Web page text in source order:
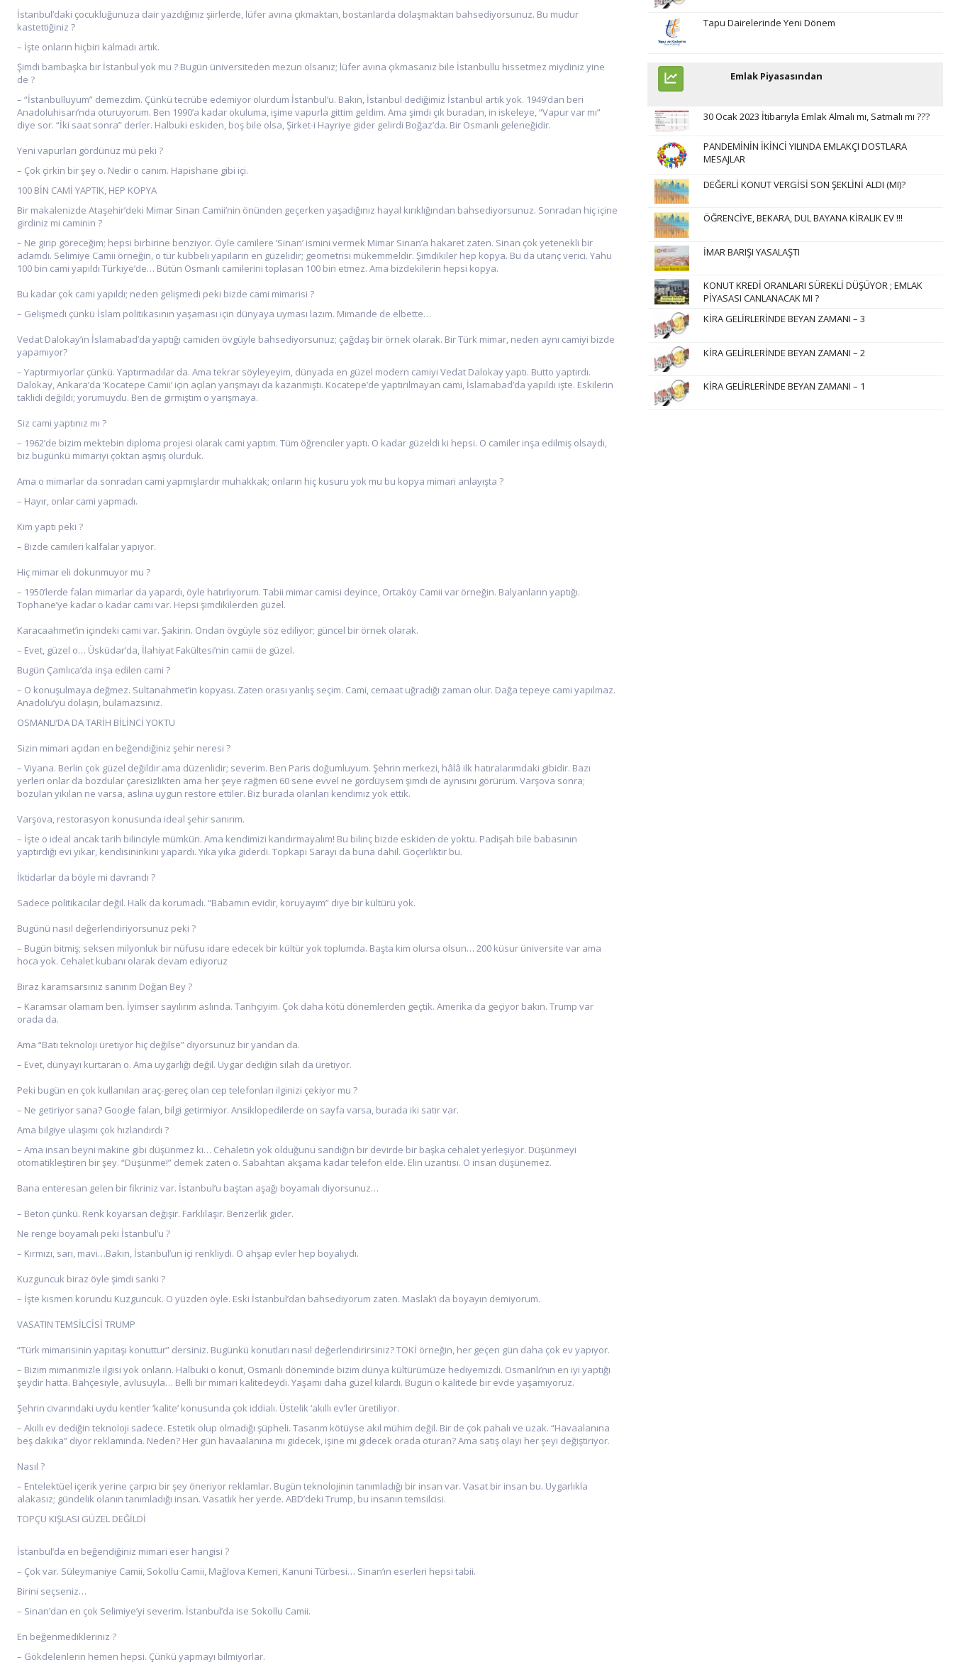
İstanbul’daki çocukluğunuza dair yazdığınız şiirlerde, lüfer avına çıkmaktan, bostanlarda dolaşmaktan bahsediyorsunuz. Bu mudur
kastettiğiniz ?
– İşte onların hiçbiri kalmadı artık.
Şimdi bambaşka bir İstanbul yok mu ? Bugün üniversiteden mezun olsanız; lüfer avına çıkmasanız bile İstanbullu hissetmez miydiniz yine
de ?
– “İstanbulluyum” demezdim. Çünkü tecrübe edemiyor olurdum İstanbul’u. Bakın, İstanbul dediğimiz İstanbul artık yok. 1949’dan beri
Anadoluhisarı’nda oturuyorum. Ben 1990’a kadar okuluma, işime vapurla gittim geldim. Ama şimdi çık buradan, in iskeleye, “Vapur var mı”
diye sor. “İki saat sonra” derler. Halbuki eskiden, boş bile olsa, Şirket-i Hayriye gider gelirdi Boğaz’da. Bir Osmanlı geleneğidir.
Yeni vapurları gördünüz mü peki ?
– Çok çirkin bir şey o. Nedir o canım. Hapishane gibi içi.
100 BİN CAMİ YAPTIK, HEP KOPYA
Bir makalenizde Ataşehir’deki Mimar Sinan Camii’nin önünden geçerken yaşadığınız hayal kırıklığından bahsediyorsunuz. Sonradan hiç içine
girdiniz mi caminin ?
– Ne girip göreceğim; hepsi birbirine benziyor. Öyle camilere ‘Sinan’ ismini vermek Mimar Sinan’a hakaret zaten. Sinan çok yetenekli bir
adamdı. Selimiye Camii örneğin, o tür kubbeli yapıların en güzelidir; geometrisi mükemmeldir. Şimdikiler hep kopya. Bu da utanç verici. Yahu
100 bin cami yapıldı Türkiye’de… Bütün Osmanlı camilerini toplasan 100 bin etmez. Ama bizdekilerin hepsi kopya.
Bu kadar çok cami yapıldı; neden gelişmedi peki bizde cami mimarisi ?
– Gelişmedi çünkü İslam politikasının yaşaması için dünyaya uyması lazım. Mimaride de elbette…
Vedat Dalokay’ın İslamabad’da yaptığı camiden övgüyle bahsediyorsunuz; çağdaş bir örnek olarak. Bir Türk mimar, neden aynı camiyi bizde
yapamıyor?
– Yaptırmıyorlar çünkü. Yaptırmadılar da. Ama tekrar söyleyeyim, dünyada en güzel modern camiyi Vedat Dalokay yaptı. Butto yaptırdı.
Dalokay, Ankara’da ‘Kocatepe Camii’ için açılan yarışmayı da kazanmıştı. Kocatepe’de yaptırılmayan cami, İslamabad’da yapıldı işte. Eskilerin
taklidi değildi; yorumuydu. Ben de girmiştim o yarışmaya.
Siz cami yaptınız mı ?
– 1962’de bizim mektebin diploma projesi olarak cami yaptım. Tüm öğrenciler yaptı. O kadar güzeldi ki hepsi. O camiler inşa edilmiş olsaydı,
biz bugünkü mimariyi çoktan aşmış olurduk.
Ama o mimarlar da sonradan cami yapmışlardır muhakkak; onların hiç kusuru yok mu bu kopya mimari anlayışta ?
– Hayır, onlar cami yapmadı.
Kim yaptı peki ?
– Bizde camileri kalfalar yapıyor.
Hiç mimar eli dokunmuyor mu ?
– 1950’lerde falan mimarlar da yapardı, öyle hatırlıyorum. Tabii mimar camisi deyince, Ortaköy Camii var örneğin. Balyanların yaptığı.
Tophane’ye kadar o kadar cami var. Hepsi şimdikilerden güzel.
Karacaahmet’in içindeki cami var. Şakirin. Ondan övgüyle söz ediliyor; güncel bir örnek olarak.
– Evet, güzel o… Üsküdar’da, İlahiyat Fakültesi’nin camii de güzel.
Bugün Çamlıca’da inşa edilen cami ?
– O konuşulmaya değmez. Sultanahmet’in kopyası. Zaten orası yanlış seçim. Cami, cemaat uğradığı zaman olur. Dağa tepeye cami yapılmaz.
Anadolu’yu dolaşın, bulamazsınız.
OSMANLI’DA DA TARİH BİLİNCİ YOKTU
Sizin mimari açıdan en beğendiğiniz şehir neresi ?
– Viyana. Berlin çok güzel değildir ama düzenlidir; severim. Ben Paris doğumluyum. Şehrin merkezi, hâlâ ilk hatıralarımdaki gibidir. Bazı
yerleri onlar da bozdular çaresizlikten ama her şeye rağmen 60 sene evvel ne gördüysem şimdi de aynısını görürüm. Varşova sonra;
bozulan yıkılan ne varsa, aslına uygun restore ettiler. Biz burada olanları kendimiz yok ettik.
Varşova, restorasyon konusunda ideal şehir sanırım.
– İşte o ideal ancak tarih bilinciyle mümkün. Ama kendimizi kandırmayalım! Bu bilinç bizde eskiden de yoktu. Padişah bile babasının
yaptırdığı evi yıkar, kendisininkini yapardı. Yıka yıka giderdi. Topkapı Sarayı da buna dahil. Göçerliktir bu.
İktidarlar da böyle mi davrandı ?
Sadece politikacılar değil. Halk da korumadı. “Babamın evidir, koruyayım” diye bir kültürü yok.
Bugünü nasıl değerlendiriyorsunuz peki ?
– Bugün bitmiş; seksen milyonluk bir nüfusu idare edecek bir kültür yok toplumda. Başta kim olursa olsun… 200 küsur üniversite var ama
hoca yok. Cehalet kubanı olarak devam ediyoruz
Biraz karamsarsınız sanırım Doğan Bey ?
– Karamsar olamam ben. İyimser sayılırım aslında. Tarihçiyim. Çok daha kötü dönemlerden geçtik. Amerika da geçiyor bakın. Trump var
orada da.
Ama “Batı teknoloji üretiyor hiç değilse” diyorsunuz bir yandan da.
– Evet, dünyayı kurtaran o. Ama uygarlığı değil. Uygar dediğin silah da üretiyor.
Peki bugün en çok kullanılan araç-gereç olan cep telefonları ilginizi çekiyor mu ?
– Ne getiriyor sana? Google falan, bilgi getirmiyor. Ansiklopedilerde on sayfa varsa, burada iki satır var.
Ama bilgiye ulaşımı çok hızlandırdı ?
– Ama insan beyni makine gibi düşünmez ki… Cehaletin yok olduğunu sandığın bir devirde bir başka cehalet yerleşiyor. Düşünmeyi
otomatikleştiren bir şey. “Düşünme!” demek zaten o. Sabahtan akşama kadar telefon elde. Elin uzantısı. O insan düşünemez.
Bana enteresan gelen bir fikriniz var. İstanbul’u baştan aşağı boyamalı diyorsunuz…
– Beton çünkü. Renk koyarsan değişir. Farklılaşır. Benzerlik gider.
Ne renge boyamalı peki İstanbul’u ?
– Kırmızı, sarı, mavi…Bakın, İstanbul’un içi renkliydi. O ahşap evler hep boyalıydı.
Kuzguncuk biraz öyle şimdi sanki ?
– İşte kısmen korundu Kuzguncuk. O yüzden öyle. Eski İstanbul’dan bahsediyorum zaten. Maslak’ı da boyayın demiyorum.
VASATIN TEMSİLCİSİ TRUMP
“Türk mimarisinin yapıtaşı konuttur” dersiniz. Bugünkü konutları nasıl değerlendirirsiniz? TOKİ örneğin, her geçen gün daha çok ev yapıyor.
– Bizim mimarimizle ilgisi yok onların. Halbuki o konut, Osmanlı döneminde bizim dünya kültürümüze hediyemizdi. Osmanlı’nın en iyi yaptığı
şeydir hatta. Bahçesiyle, avlusuyla… Belli bir mimari kalitedeydi. Yaşamı daha güzel kılardı. Bugün o kalitede bir evde yaşamıyoruz.
Şehrin civarındaki uydu kentler ‘kalite’ konusunda çok iddialı. Üstelik ‘akıllı ev’ler üretiliyor.
– Akıllı ev dediğin teknoloji sadece. Estetik olup olmadığı şüpheli. Tasarım kötüyse akıl mühim değil. Bir de çok pahalı ve uzak. “Havaalanına
beş dakika” diyor reklamında. Neden? Her gün havaalanına mı gidecek, işine mi gidecek orada oturan? Ama satış olayı her şeyi değiştiriyor.
Nasıl ?
– Entelektüel içerik yerine çarpıcı bir şey öneriyor reklamlar. Bugün teknolojinin tanımladığı bir insan var. Vasat bir insan bu. Uygarlıkla
alakasız; gündelik olanın tanımladığı insan. Vasatlık her yerde. ABD’deki Trump, bu insanın temsilcisi.
TOPÇU KIŞLASI GÜZEL DEĞİLDİ
İstanbul’da en beğendiğiniz mimari eser hangisi ?
– Çok var. Süleymaniye Camii, Sokollu Camii, Mağlova Kemeri, Kanuni Türbesi… Sinan’ın eserleri hepsi tabii.
Birini seçseniz…
– Sinan’dan en çok Selimiye’yi severim. İstanbul’da ise Sokollu Camii.
En beğenmedikleriniz ?
– Gökdelenlerin hemen hepsi. Çünkü yapmayı bilmiyorlar.
Tapu Dairelerinde Yeni Dönem
Emlak Piyasasından
30 Ocak 2023 İtibarıyla Emlak Almalı mı, Satmalı mı ???
PANDEMİNİN İKİNCİ YILINDA EMLAKÇI DOSTLARA
MESAJLAR
DEĞERLİ KONUT VERGİSİ SON ŞEKLİNİ ALDI (MI)?
ÖĞRENCİYE, BEKARA, DUL BAYANA KİRALIK EV !!!
İMAR BARIŞI YASALAŞTI
KONUT KREDİ ORANLARI SÜREKLİ DÜŞÜYOR ; EMLAK
PİYASASI CANLANACAK MI ?
KİRA GELİRLERİNDE BEYAN ZAMANI – 3
KİRA GELİRLERİNDE BEYAN ZAMANI – 2
KİRA GELİRLERİNDE BEYAN ZAMANI – 1